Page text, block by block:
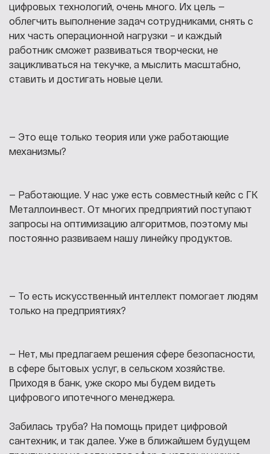
цифровых технологий, очень много. Их цель —
облегчить выполнение задач сотрудниками, снять с
них часть операционной нагрузки – и каждый
работник сможет развиваться творчески, не
зацикливаться на текучке, а мыслить масштабно,
ставить и достигать новые цели.
— Это еще только теория или уже работающие
механизмы?
— Работающие. У нас уже есть совместный кейс с ГК
Металлоинвест. От многих предприятий поступают
запросы на оптимизацию алгоритмов, поэтому мы
постоянно развиваем нашу линейку продуктов.
— То есть искусственный интеллект помогает людям
только на предприятиях?
— Нет, мы предлагаем решения сфере безопасности,
в сфере бытовых услуг, в сельском хозяйстве.
Приходя в банк, уже скоро мы будем видеть
цифрового ипотечного менеджера.
Забилась труба? На помощь придет цифровой
сантехник, и так далее. Уже в ближайшем будущем